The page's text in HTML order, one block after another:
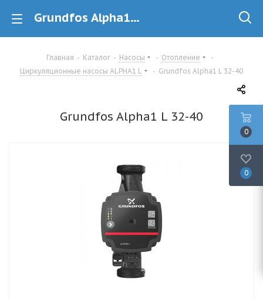
Grundfos Alpha1 L 32-40 Циркуляционный насос купить в Минске
Главная - Каталог - Насосы - Отопление
-
Циркуляционные насосы ALPHA1 L
- Grundfos Alpha1 L 32-40
Grundfos Alpha1 L 32-40
0
0